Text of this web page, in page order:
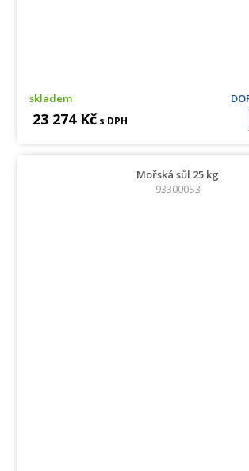
skladem
23 274 Kč s DPH
Mořská sůl 25 kg
933000S3